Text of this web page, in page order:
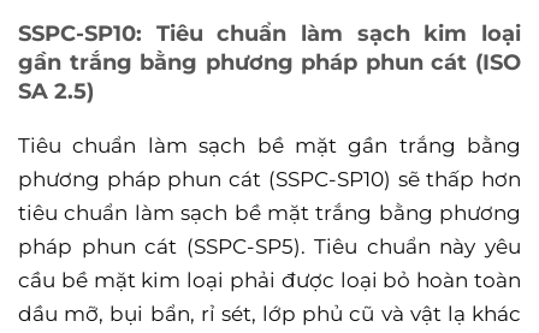
SSPC-SP10: Tiêu chuẩn làm sạch kim loại
gần trắng bằng phương pháp phun cát (ISO
SA 2.5)
Tiêu chuẩn làm sạch bề mặt gần trắng bằng
phương pháp phun cát (SSPC-SP10) sẽ thấp hơn
tiêu chuẩn làm sạch bề mặt trắng bằng phương
pháp phun cát (SSPC-SP5). Tiêu chuẩn này yêu
cầu bề mặt kim loại phải được loại bỏ hoàn toàn
dầu mỡ, bụi bẩn, rỉ sét, lớp phủ cũ và vật lạ khác